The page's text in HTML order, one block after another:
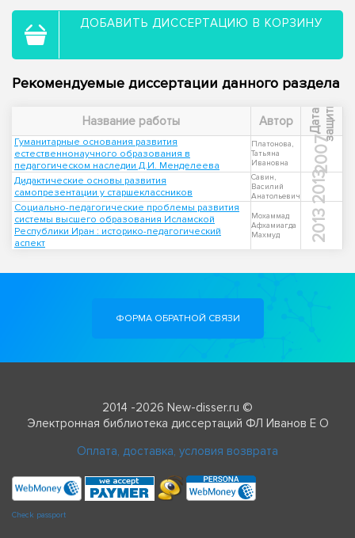
ДОБАВИТЬ ДИССЕРТАЦИЮ В КОРЗИНУ
Рекомендуемые диссертации данного раздела
Название работы Автор Д
а
т
а
з
а
щ
и
т ы
Гуманитарные основания развития
естественнонаучного образования в
педагогическом наследии Д.И. Менделеева
Платонова,
Татьяна
Ивановна
2007
Дидактические основы развития
самопрезентации у старшеклассников
Савин,
Василий
Анатольевич
2013
Социально-педагогические проблемы развития
системы высшего образования Исламской
Республики Иран : историко-педагогический
аспект
Мохаммад
Афхамиагда
Махмуд
2013
ФОРМА ОБРАТНОЙ СВЯЗИ
2014 -2026 New-disser.ru ©
Электронная библиотека диссертаций ФЛ Иванов Е О
Оплата, доставка, условия возврата
Check passport